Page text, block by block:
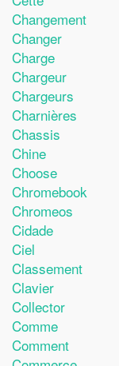
Changement
Changer
Charge
Chargeur
Chargeurs
Charnières
Chassis
Chine
Choose
Chromebook
Chromeos
Cidade
Ciel
Classement
Clavier
Collector
Comme
Comment